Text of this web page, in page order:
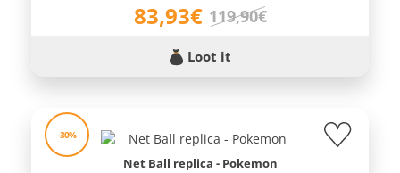
83,93€ 119,90€
Loot it
-30%
Net Ball replica - Pokemon